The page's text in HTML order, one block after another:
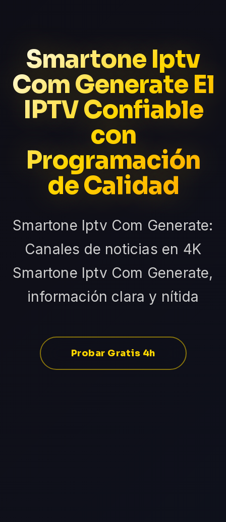
Smartone Iptv
Com Generate El
IPTV Confiable
con
Programación
de Calidad
Smartone Iptv Com Generate:
Canales de noticias en 4K
Smartone Iptv Com Generate,
información clara y nítida
Probar Gratis 4h